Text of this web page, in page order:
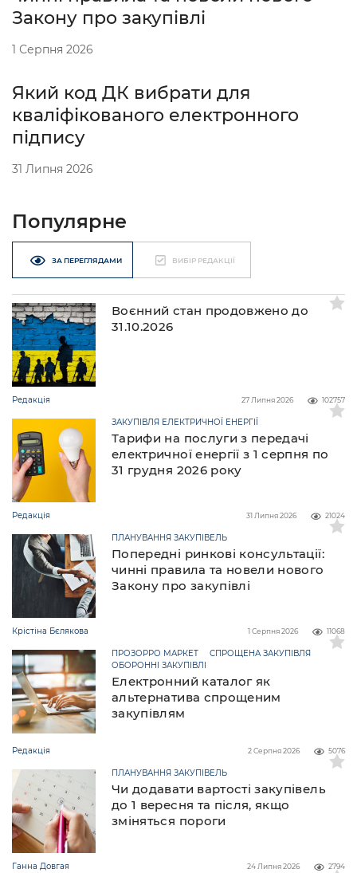
Закону про закупівлі
1 Серпня 2026
Який код ДК вибрати для
кваліфікованого електронного
підпису
31 Липня 2026
Популярне
ЗА ПЕРЕГЛЯДАМИ ВИБІР РЕДАКЦІЇ
Воєнний стан продовжено до
31.10.2026
Редакція 102757
27 Липня 2026
Тарифи на послуги з передачі
електричної енергії з 1 серпня по
31 грудня 2026 року
ЗАКУПІВЛЯ ЕЛЕКТРИЧНОЇ ЕНЕРГІЇ
Редакція 21024
31 Липня 2026
Попередні ринкові консультації:
чинні правила та новели нового
Закону про закупівлі
ПЛАНУВАННЯ ЗАКУПІВЕЛЬ
Крістіна Бєлякова 11068
1 Серпня 2026
Електронний каталог як
альтернатива спрощеним
закупівлям
ПРОЗОРРО МАРКЕТ
СПРОЩЕНА ЗАКУПІВЛЯ
ОБОРОННІ ЗАКУПІВЛІ
Редакція 5076
2 Серпня 2026
Чи додавати вартості закупівель
до 1 вересня та після, якщо
зміняться пороги
ПЛАНУВАННЯ ЗАКУПІВЕЛЬ
Ганна Довгая 2794
24 Липня 2026